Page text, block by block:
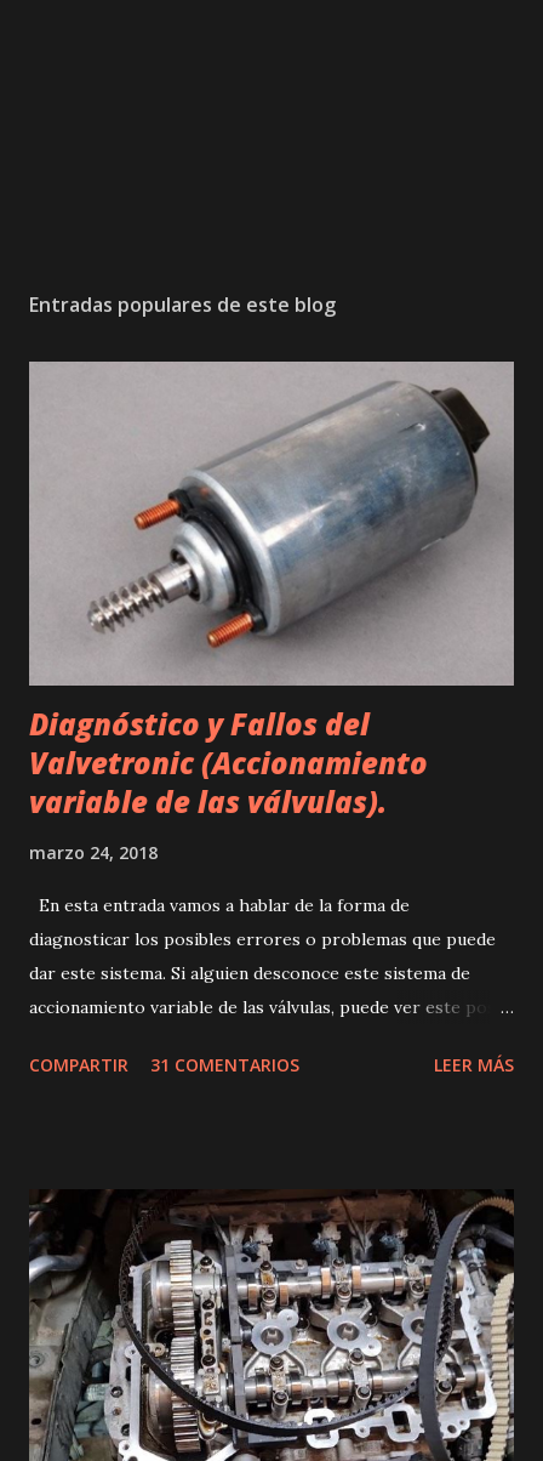
Entradas populares de este blog
Diagnóstico y Fallos del
Valvetronic (Accionamiento
variable de las válvulas).
marzo 24, 2018
En esta entrada vamos a hablar de la forma de
diagnosticar los posibles errores o problemas que puede
dar este sistema. Si alguien desconoce este sistema de
accionamiento variable de las válvulas, puede ver este post
(Accionamiento variable de las válvulas). El valvetronic
un eje que produce un movimiento regulable y que se
traslada hasta las válvulas de admisión, haciendo que su
apertura/cierre sea variable. 👉 Adquiere el servomotor en
Amazon con esta oferta (X1 X3 Z4 E46 E85 E60 E83 E90
E87 ) - Captador de posición del árbol de excéntrica. Es un
sensor encargado de conocer en todo momento la posición
del eje para informar a la unidad de mando del valvetronic.
- Unidad de ...
COMPARTIR 31 COMENTARIOS LEER MÁS